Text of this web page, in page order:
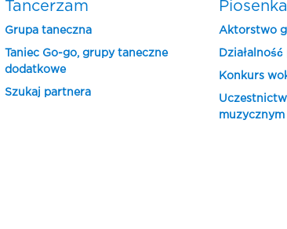
Tancerzam
Grupa taneczna
Taniec Go-go, grupy taneczne
dodatkowe
Szukaj partnera
Aktorstwo
Działalność
Konkurs
muzycznym